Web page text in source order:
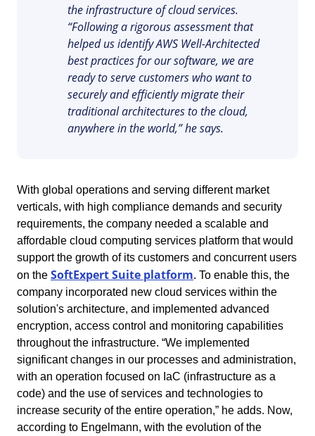
Performance
AppBuilder
Asset
Calibration
Copilot AI
Capture
Competence
Data Lab
FMEA
Drive
Gamification
Incident
Gestione del Lavoro – CWM
Salute, Sicurezza e Ambiente - EHSM
Sviluppo umano - HDM
Copilot AI
Capture
Competence
Customer
Data Lab
FMEA
Drive
Prodotti Chimici
Servizi e Consulenza
Servizi Sanitari
Commercio al dettaglio, all’ingrosso e distribuzione
Six Sigma
CBOK
BPMN
ISO 14971
ISO 19011
AS9100
ISO 22301
Convalida
Raggiungi la Conformità Normativa e l'Efficienza dei Costi: I
Validazione di SoftExpert per Sistemi Elettronici.
the infrastructure of cloud services.
“Following a rigorous assessment that
helped us identify AWS Well-Architected
best practices for our software, we are
ready to serve customers who want to
securely and efficiently migrate their
traditional architectures to the cloud,
anywhere in the world,” he says.
With global operations and serving different market
verticals, with high compliance demands and security
requirements, the company needed a scalable and
affordable cloud computing services platform that would
support the growth of its customers and concurrent users
on the SoftExpert Suite platform. To enable this, the
company incorporated new cloud services within the
solution's architecture, and implemented advanced
encryption, access control and monitoring capabilities
throughout the infrastructure. “We implemented
significant changes in our processes and administration,
with an operation focused on IaC (infrastructure as a
code) and the use of services and technologies to
increase security of the entire operation,” he adds. Now,
according to Engelmann, with the evolution of the